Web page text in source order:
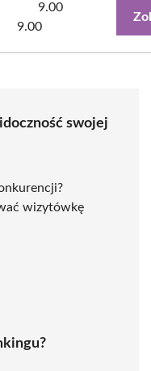
9.00
9.00
swojej
wizytówkę